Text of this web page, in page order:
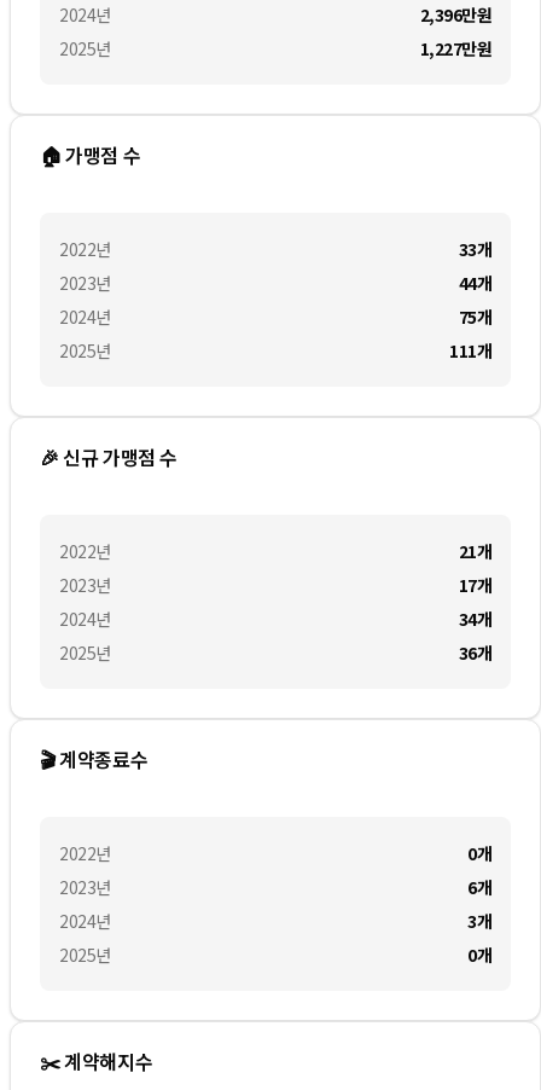
2024년
2025년
2,396만원
1,227만원
🏠 가맹점 수
2022년
2023년
2024년
2025년
33개
44개
75개
111개
🎉 신규 가맹점 수
2022년
2023년
2024년
2025년
21개
17개
34개
36개
🎬 계약종료수
2022년
2023년
2024년
2025년
0개
6개
3개
0개
✂️ 계약해지수